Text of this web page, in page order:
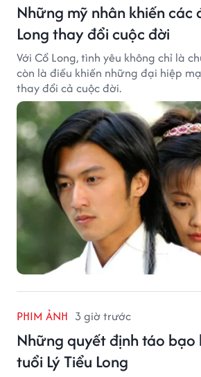
Những mỹ nhân khiến các
Long thay đổi cuộc đời
Với Cổ Long, tình yêu không chỉ là
còn là điều khiến những đại hiệp
thay đổi cả cuộc đời.
PHIM ẢNH 3 giờ trước
Những quyết định táo bạo
tuổi Lý Tiểu Long